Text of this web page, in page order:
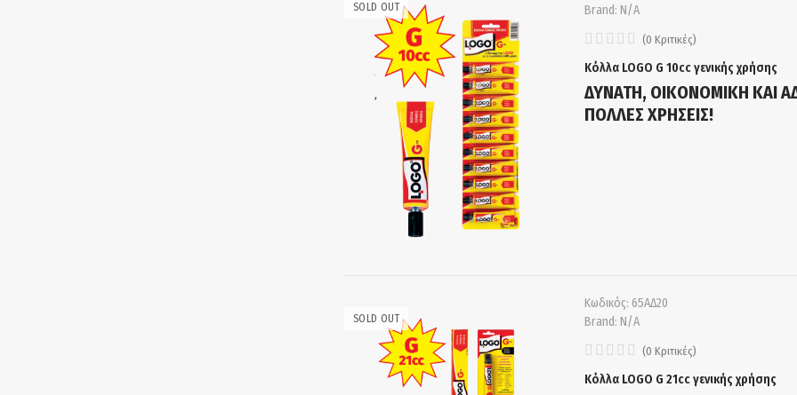
SOLD OUT
Brand: N/A
(0 Κριτικές)
Κόλλα LOGO G 10cc γενικής χρήσης
ΔΥΝΑΤΗ, ΟΙΚΟΝΟΜΙΚΗ ΚΑΙ
ΠΟΛΛΕΣ ΧΡΗΣΕΙΣ!
SOLD OUT
Κωδικός: 65ΑΔ20
Brand: N/A
(0 Κριτικές)
Κόλλα LOGO G 21cc γενικής χρήσης